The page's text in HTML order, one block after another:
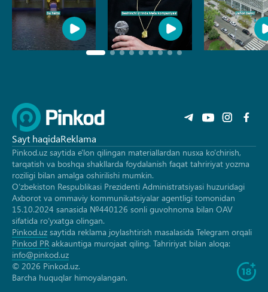
Sayt haqidaReklama
Pinkod.uz saytida e'lon qilingan materiallardan nusxa ko'chirish,
tarqatish va boshqa shakllarda foydalanish faqat tahririyat yozma
roziligi bilan amalga oshirilishi mumkin.
O‘zbekiston Respublikasi Prezidenti Administratsiyasi huzuridagi
Axborot va ommaviy kommunikatsiyalar agentligi tomonidan
15.10.2024 sanasida №440126 sonli guvohnoma bilan OAV
sifatida ro‘yxatga olingan.
Pinkod.uz saytida reklama joylashtirish masalasida Telegram orqali
Pinkod PR akkauntiga murojaat qiling. Tahririyat bilan aloqa:
info@pinkod.uz
© 2026 Pinkod.uz.
Barcha huquqlar himoyalangan.